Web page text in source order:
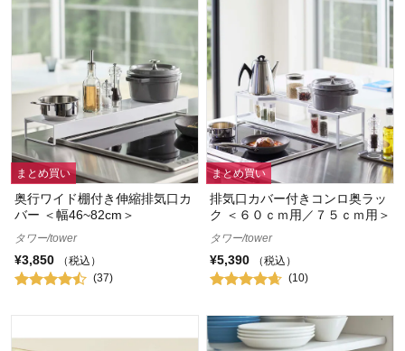
まとめ買い
奥行ワイド棚付き伸縮排気口カ
バー ＜幅46~82cm＞
タワー/tower
¥3,850
（税込）
(37)
まとめ買い
排気口カバー付きコンロ奥ラッ
ク ＜６０ｃｍ用／７５ｃｍ用＞
タワー/tower
¥5,390
（税込）
(10)